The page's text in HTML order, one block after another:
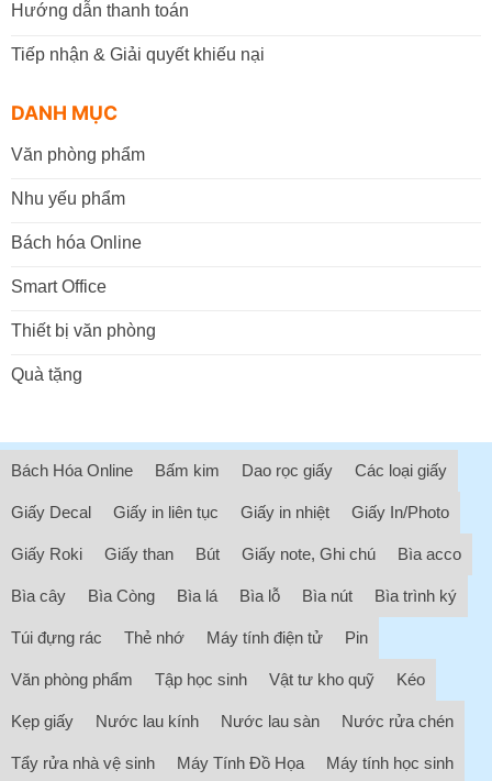
Hướng dẫn thanh toán
Tiếp nhận & Giải quyết khiếu nại
DANH MỤC
Văn phòng phẩm
Nhu yếu phẩm
Bách hóa Online
Smart Office
Thiết bị văn phòng
Quà tặng
Bách Hóa Online Bấm kim Dao rọc giấy Các loại giấy
Giấy Decal Giấy in liên tục Giấy in nhiệt Giấy In/Photo
Giấy Roki Giấy than Bút Giấy note, Ghi chú Bìa acco
Bìa cây Bìa Còng Bìa lá Bìa lỗ Bìa nút Bìa trình ký
Túi đựng rác Thẻ nhớ Máy tính điện tử Pin
Văn phòng phẩm Tập học sinh Vật tư kho quỹ Kéo
Kẹp giấy Nước lau kính Nước lau sàn Nước rửa chén
Tẩy rửa nhà vệ sinh Máy Tính Đồ Họa Máy tính học sinh